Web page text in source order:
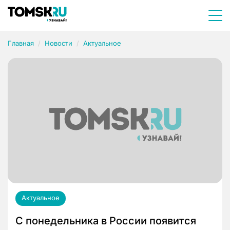
Главная Новости Актуальное
Актуальное
С понедельника в России появится